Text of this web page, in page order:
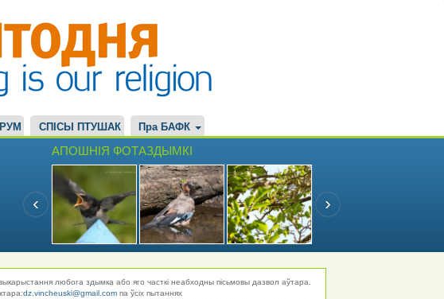
СПІСЫ ПТУШАК Пра БАФК
АПОШНІЯ ФОТАЗДЫМКІ
любога здымка або яго часткі неабходны пісьмовы дазвол аўтара.
dz.vincheuski@gmail.comпа ўсіх пытаннях